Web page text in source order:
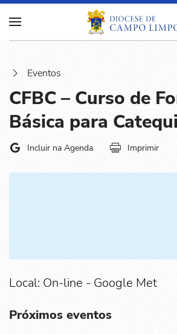
Eventos
CFBC – Curso de
Básica para
Incluir na Agenda Imprimir
Local: On-line - Google Met
Próximos eventos